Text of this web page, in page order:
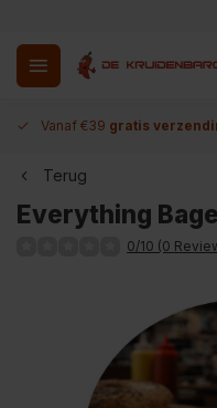
Vanaf €39 gratis
Terug
Everything
0/10 (0